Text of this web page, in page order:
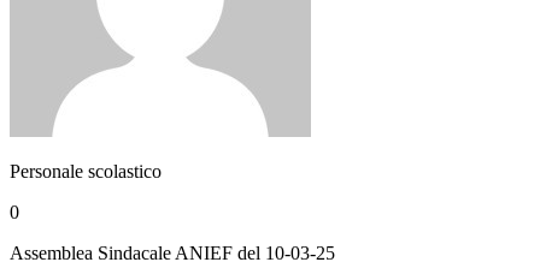
Personale scolastico
0
Assemblea Sindacale ANIEF del 10-03-25